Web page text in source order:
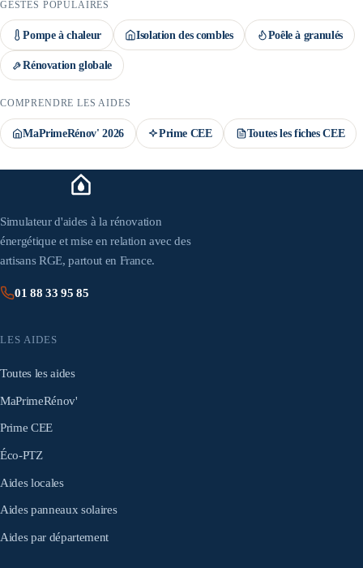
GESTES POPULAIRES
Pompe à chaleur Isolation des combles Poêle à granulés
Rénovation globale
COMPRENDRE LES AIDES
MaPrimeRénov' 2026 Prime CEE Toutes les fiches CEE
Simulateur d'aides à la rénovation
énergétique et mise en relation avec des
artisans RGE, partout en France.
01 88 33 95 85
LES AIDES
Toutes les aides
MaPrimeRénov'
Prime CEE
Éco-PTZ
Aides locales
Aides panneaux solaires
Aides par département